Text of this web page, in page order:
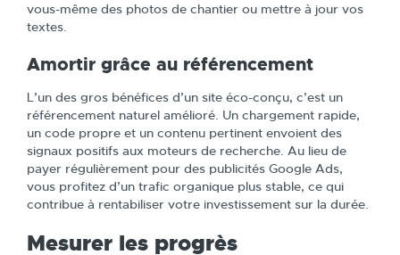
vous-même des photos de chantier ou mettre à jour vos
textes.
Amortir grâce au référencement
L’un des gros bénéfices d’un site éco-conçu, c’est un
référencement naturel amélioré. Un chargement rapide,
un code propre et un contenu pertinent envoient des
signaux positifs aux moteurs de recherche. Au lieu de
payer régulièrement pour des publicités Google Ads,
vous profitez d’un trafic organique plus stable, ce qui
contribue à rentabiliser votre investissement sur la durée.
Mesurer les progrès